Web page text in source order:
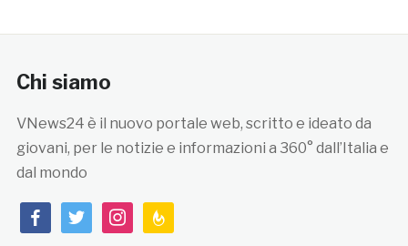
Chi siamo
VNews24 è il nuovo portale web, scritto e ideato da
giovani, per le notizie e informazioni a 360° dall’Italia e
dal mondo
facebooktwitterinstagramfeedburner